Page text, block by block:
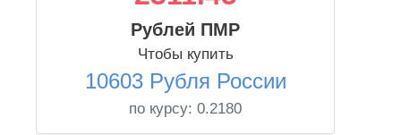
Рублей ПМР
Чтобы купить
10603 Рубля России
по курсу: 0.2180